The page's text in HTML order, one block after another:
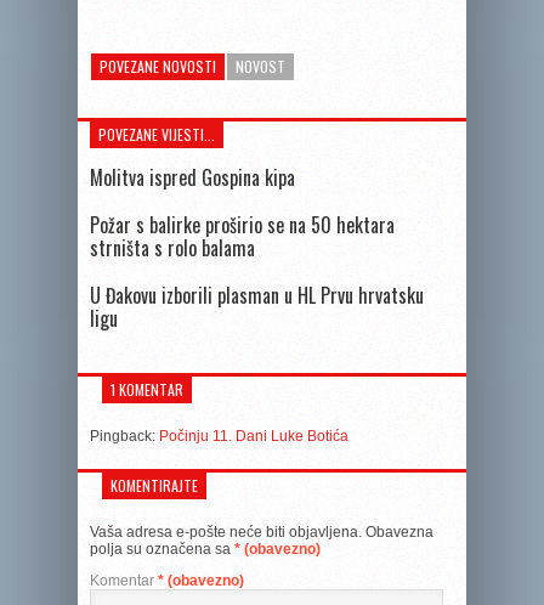
POVEZANE NOVOSTI NOVOST
POVEZANE VIJESTI...
Molitva ispred Gospina kipa
Požar s balirke proširio se na 50 hektara
strništa s rolo balama
U Đakovu izborili plasman u HL Prvu hrvatsku
ligu
1 KOMENTAR
Pingback: Počinju 11. Dani Luke Botića
KOMENTIRAJTE
Vaša adresa e-pošte neće biti objavljena. Obavezna
polja su označena sa * (obavezno)
Komentar * (obavezno)